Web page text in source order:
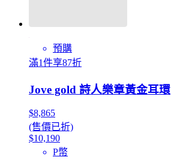
預購
滿1件享87折
Jove gold 詩人樂章黃金耳環
$8,865
(售價已折)
$10,190
P幣